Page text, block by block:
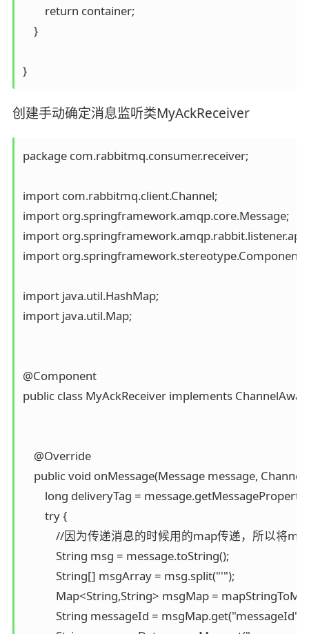
        return container;
    }
}
创建手动确定消息监听类MyAckReceiver
package com.rabbitmq.consumer.receiver;
import com.rabbitmq.client.Channel;
import org.springframework.amqp.core.Message;
import
import org.springframework.stereotype.Component;
import java.util.HashMap;
import java.util.Map;
@Component
public class MyAckReceiver implements
    @Override
public void onMessage(Message message, Channel
long deliveryTag =
        try {
//因为传递消息的时候用的map传递，所以
            String msg = message.toString();
            String[] msgArray = msg.split("'");
Map<String,String> msgMap =
            String messageId = msgMap.get("messageId");